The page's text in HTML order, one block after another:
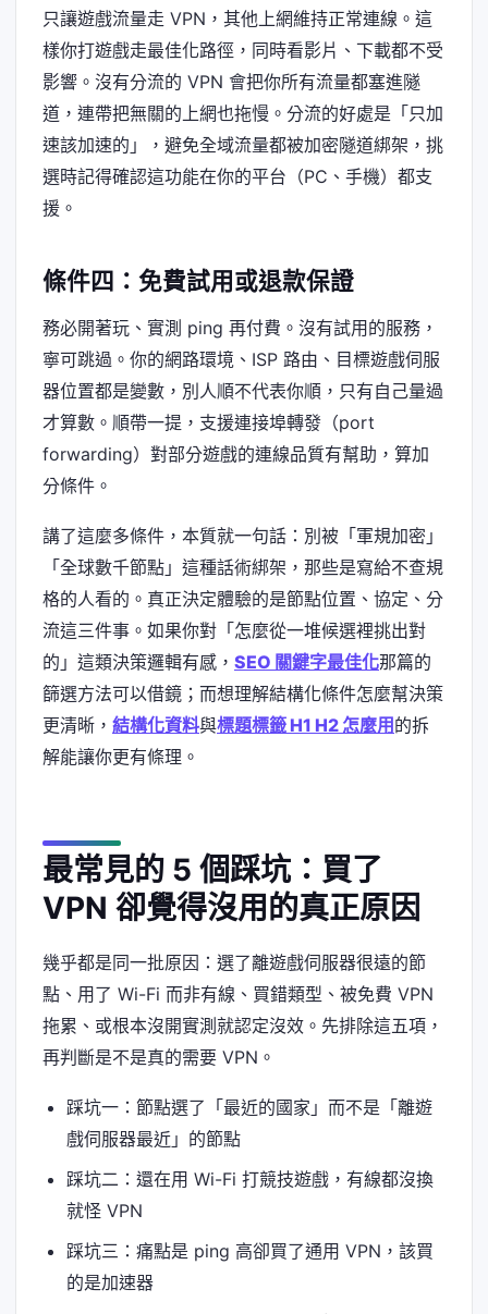
只讓遊戲流量走 VPN，其他上網維持正常連線。這
樣你打遊戲走最佳化路徑，同時看影片、下載都不受
影響。沒有分流的 VPN 會把你所有流量都塞進隧
道，連帶把無關的上網也拖慢。分流的好處是「只加
速該加速的」，避免全域流量都被加密隧道綁架，挑
選時記得確認這功能在你的平台（PC、手機）都支
援。
條件四：免費試用或退款保證
務必開著玩、實測 ping 再付費。沒有試用的服務，
寧可跳過。你的網路環境、ISP 路由、目標遊戲伺服
器位置都是變數，別人順不代表你順，只有自己量過
才算數。順帶一提，支援連接埠轉發（port
forwarding）對部分遊戲的連線品質有幫助，算加
分條件。
講了這麼多條件，本質就一句話：別被「軍規加密」
「全球數千節點」這種話術綁架，那些是寫給不查規
格的人看的。真正決定體驗的是節點位置、協定、分
流這三件事。如果你對「怎麼從一堆候選裡挑出對
的」這類決策邏輯有感， SEO 關鍵字最佳化那篇的
篩選方法可以借鏡；而想理解結構化條件怎麼幫決策
更清晰， 結構化資料與標題標籤 H1 H2 怎麼用 的拆
解能讓你更有條理。
最常見的 5 個踩坑：買了
VPN 卻覺得沒用的真正原因
幾乎都是同一批原因：選了離遊戲伺服器很遠的節
點、用了 Wi-Fi 而非有線、買錯類型、被免費 VPN
拖累、或根本沒開實測就認定沒效。先排除這五項，
再判斷是不是真的需要 VPN。
踩坑一：節點選了「最近的國家」而不是「離遊
戲伺服器最近」的節點
踩坑二：還在用 Wi-Fi 打競技遊戲，有線都沒換
就怪 VPN
踩坑三：痛點是 ping 高卻買了通用 VPN，該買
的是加速器